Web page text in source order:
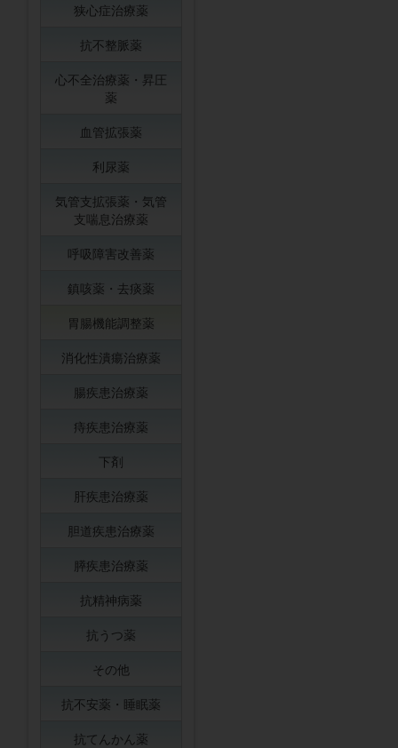
狭心症治療薬
抗不整脈薬
心不全治療薬・昇圧
薬
血管拡張薬
利尿薬
気管支拡張薬・気管
支喘息治療薬
呼吸障害改善薬
鎮咳薬・去痰薬
胃腸機能調整薬
消化性潰瘍治療薬
腸疾患治療薬
痔疾患治療薬
下剤
肝疾患治療薬
胆道疾患治療薬
膵疾患治療薬
抗精神病薬
抗うつ薬
その他
抗不安薬・睡眠薬
抗てんかん薬